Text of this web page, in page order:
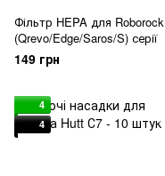
Фільтр HEPA для Roborock
(Qrevo/Edge/Saros/S) серії
149 грн
4
4